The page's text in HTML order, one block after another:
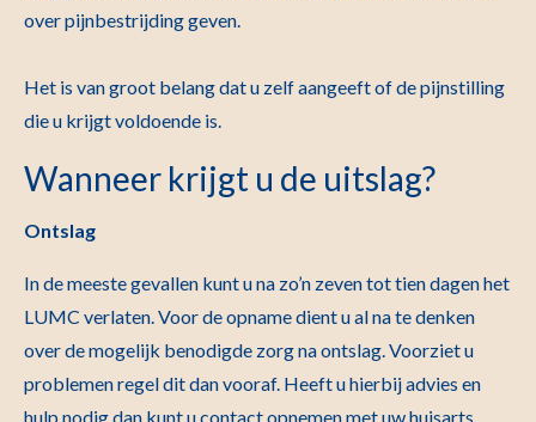
over pijnbestrijding geven.
Het is van groot belang dat u zelf aangeeft of de pijnstilling
die u krijgt voldoende is.
Wanneer krijgt u de uitslag?
Ontslag
In de meeste gevallen kunt u na zo’n zeven tot tien dagen het
LUMC verlaten. Voor de opname dient u al na te denken
over de mogelijk benodigde zorg na ontslag. Voorziet u
problemen regel dit dan vooraf. Heeft u hierbij advies en
hulp nodig dan kunt u contact opnemen met uw huisarts.